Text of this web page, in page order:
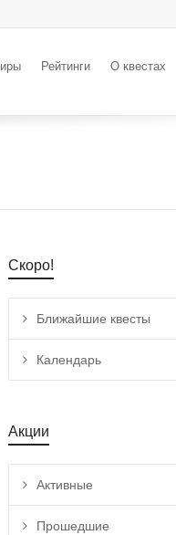
Рейтинги О квестах
Скоро!
Ближайшие квесты
Календарь
Акции
Активные
Прошедшие